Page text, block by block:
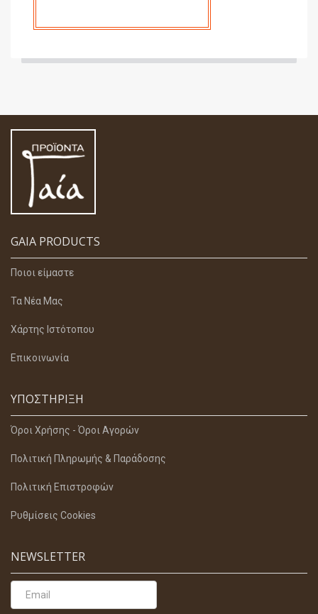
GAIA PRODUCTS
Ποιοι είμαστε
Τα Νέα Μας
Χάρτης Ιστότοπου
Επικοινωνία
ΥΠΟΣΤΉΡΙΞΗ
Όροι Χρήσης - Όροι Αγορών
Πολιτική Πληρωμής & Παράδοσης
Πολιτική Επιστροφών
Ρυθμίσεις Cookies
NEWSLETTER